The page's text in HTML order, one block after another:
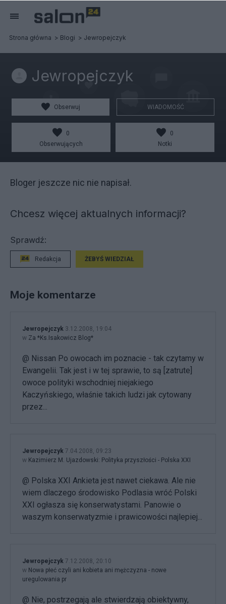
Strona główna Blogi Jewropejczyk
Jewropejczyk
Obserwuj WIADOMOŚĆ
0
Obserwujących
0
Notki
Bloger jeszcze nic nie napisał.
Chcesz więcej aktualnych informacji?
Sprawdź:
Redakcja ŻEBYŚ WIEDZIAŁ
Moje komentarze
Jewropejczyk 3.12.2008, 19:04
w Za *Ks.Isakowicz Blog*
@ Nissan Po owocach im poznacie - tak czytamy w
Ewangelii. Tak jest i w tej sprawie, to są [zatrute]
owoce polityki wschodniej niejakiego
Kaczyńskiego, właśnie takich ludzi jak cytowany
przez...
Jewropejczyk 7.04.2008, 09:23
w Kazimierz M. Ujazdowski: Polityka przyszłości - Polska XXI
@ Polska XXI Ankieta jest nawet ciekawa. Ale nie
wiem dlaczego środowisko Podlasia wróć Polski
XXI ogłasza się konserwatystami. Panowie o
waszym konserwatyzmie i prawicowości najlepiej...
Jewropejczyk 7.12.2008, 20:10
w Nowa płeć czyli ani kobieta ani mężczyzna - nowe
uregulowania pr
@ Nie, postrzegają ale stwierdzają obiektywny,